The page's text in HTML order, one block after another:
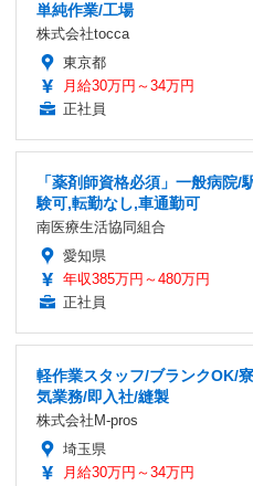
単純作業/工場
株式会社tocca
東京都
月給30万円～34万円
正社員
「薬剤師資格必須」一般病院
験可,転勤なし,車通勤可
南医療生活協同組合
愛知県
年収385万円～480万円
正社員
軽作業スタッフ/ブランクOK/
気業務/即入社/縫製
株式会社M-pros
埼玉県
月給30万円～34万円